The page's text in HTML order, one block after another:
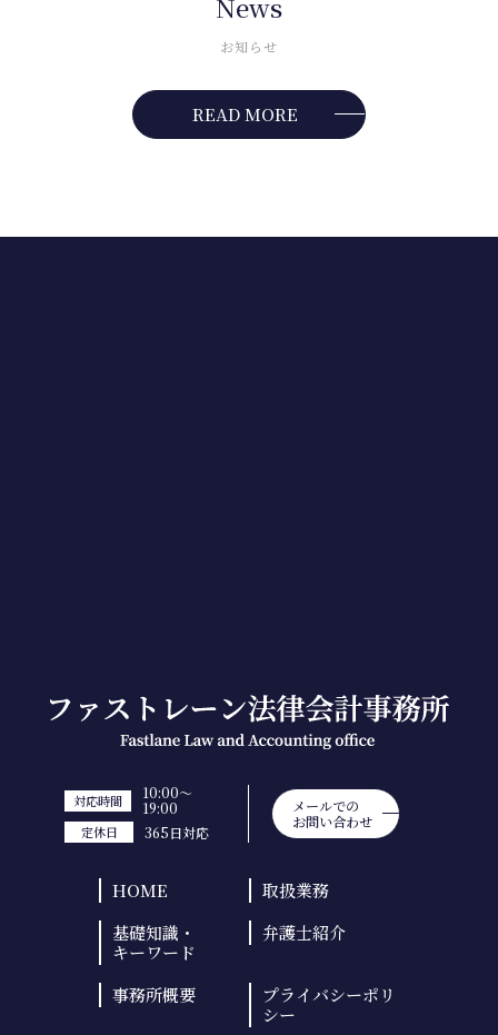
News
お知らせ
READ MORE
対応時間
10:00～
19:00
定休日 365日対応
メールでの
お問い合わせ
HOME
取扱業務
基礎知識・
キーワード
弁護士紹介
事務所概要
プライバシーポリ
シー